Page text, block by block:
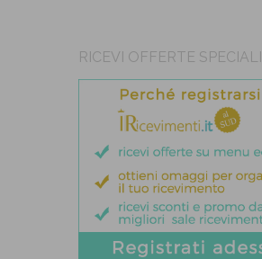
RICEVI OFFERTE SPECIALI